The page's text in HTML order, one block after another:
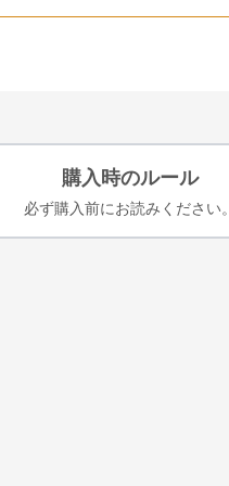
購入時のルール
必ず購入前にお読みください。